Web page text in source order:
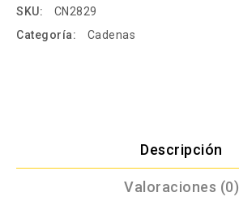
SKU:
CN2829
Categoría:
Cadenas
Descripción
Valoraciones (0)